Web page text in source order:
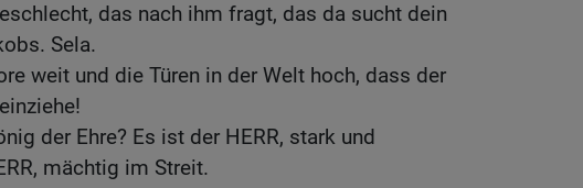
das nach ihm fragt, das da sucht dein
Sela.
weit und die Türen in der Welt hoch, dass der
der Ehre? Es ist der HERR, stark und
mächtig im Streit.